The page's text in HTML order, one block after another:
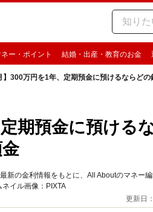
ー・ポイント 結婚・出産・教育のお金
】300万円を1年、定期預金に預けるならど
期預金に預ける
新の金利情報をもとに、All Aboutのマネー
イル画像：PIXTA
更新日